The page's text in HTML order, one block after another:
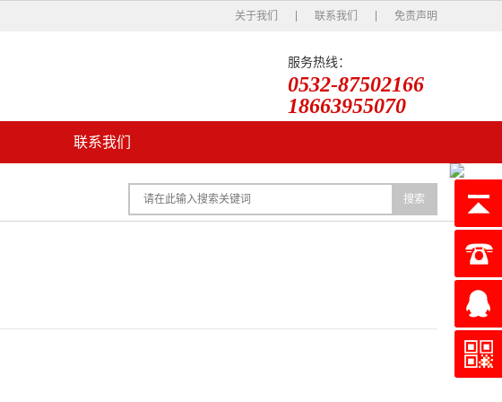
关于我们 联系我们 免责声明
服务热线：
0532-87502166
18663955070
联系我们
搜索